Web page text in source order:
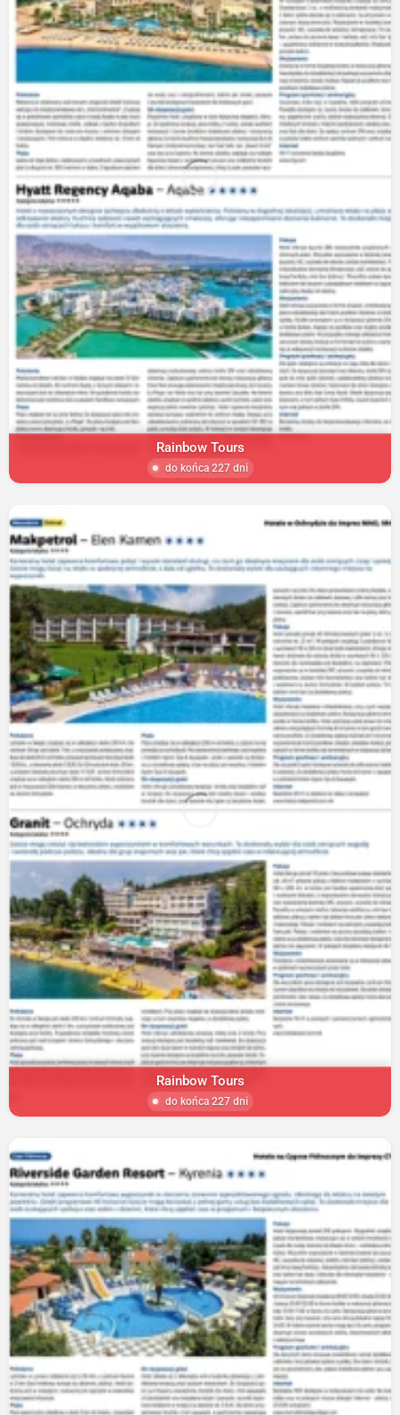
Rainbow Tours
do końca 227 dni
Rainbow Tours
do końca 227 dni